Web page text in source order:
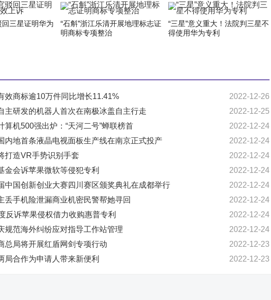
回三星证明华为
“石斛”浙江乐清开展地理标志证
明商标专项整治
“三星”意义重大！法院判三星不
得使用华为专利
效商标逾10万件同比增长11.41%
2022-12-26
主研发的机器人首次在南极冰盖自主行走
2022-12-25
算机500强出炉：“天河二号”蝉联榜首
2022-12-24
内地首条液晶电视面板生产线在南京正式投产
2022-12-24
打造VR手势识别手套
2022-12-24
金会诉苹果微软等侵犯专利
2022-12-24
中国创新创业大赛四川赛区颁奖典礼在成都举行
2022-12-24
丢手机险泄漏商业机密民警帮她寻回
2022-12-24
反诉苹果侵权借力收购惠普专利
2022-12-24
规范海外纠纷应对指导工作站管理
2022-12-24
总局将开展红盾网剑专项行动
2022-12-23
局合作为申请人带来新便利
2022-12-23